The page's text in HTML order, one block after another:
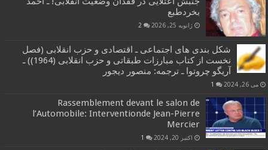
بخردطبع
ژانویه 25, 2026 2
شکل بندی های اجتماعی ـ اقتصادی و حزب انقلابی (فصل
نخست از کتاب مبارزات طبقاتی و حزب انقلابی (1964)) ـ
آریگو چروتوا ـ ترجمه: منصور دیجور
می 26, 2024 1
Rassemblement devant le salon de
l’Automobile: Interventionde Jean-Pierre
Mercier
اکتبر 20, 2024 1